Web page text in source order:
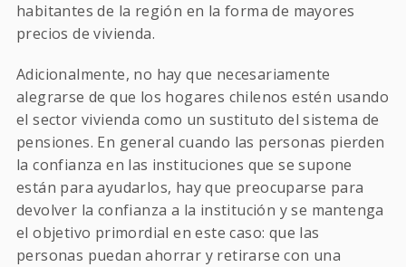
habitantes de la región en la forma de mayores
precios de vivienda.
Adicionalmente, no hay que necesariamente
alegrarse de que los hogares chilenos estén usando
el sector vivienda como un sustituto del sistema de
pensiones. En general cuando las personas pierden
la confianza en las instituciones que se supone
están para ayudarlos, hay que preocuparse para
devolver la confianza a la institución y se mantenga
el objetivo primordial en este caso: que las
personas puedan ahorrar y retirarse con una